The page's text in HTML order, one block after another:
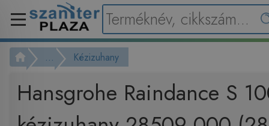
... Kézizuhany
Hansgrohe Raindance S